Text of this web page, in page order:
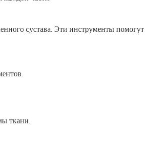
сустава. Эти инструменты помогут
ткани.